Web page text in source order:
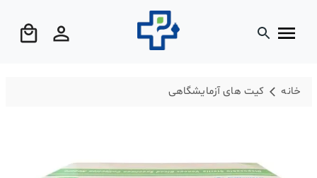
خانه کیت های آزمایشگاهی